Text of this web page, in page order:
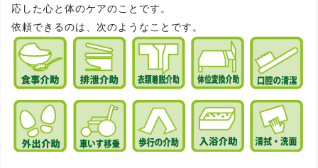
応した心と体のケアのことです。
依頼できるのは、次のようなことです。